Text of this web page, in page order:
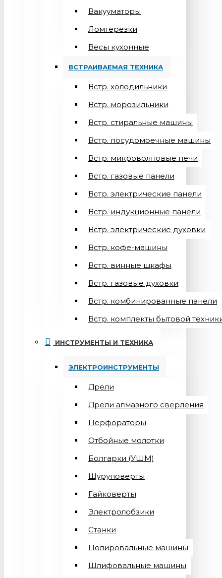
Вакууматоры
Ломтерезки
Весы кухонные
ВСТРАИВАЕМАЯ ТЕХНИКА
Встр. холодильники
Встр. морозильники
Встр. стиральные машины
Встр. посудомоечные машины
Встр. микроволновые печи
Встр. газовые панели
Встр. электрические панели
Встр. индукционные панели
Встр. электрические духовки
Встр. кофе-машины
Встр. винные шкафы
Встр. газовые духовки
Встр. комбинированные панели
Встр. комплекты бытовой
ИНСТРУМЕНТЫ И ТЕХНИКА
ЭЛЕКТРОИНСТРУМЕНТЫ
Дрели
Дрели алмазного сверления
Перфораторы
Отбойные молотки
Болгарки (УШМ)
Шуруповерты
Гайковерты
Электролобзики
Станки
Полировальные машины
Шлифовальные машины